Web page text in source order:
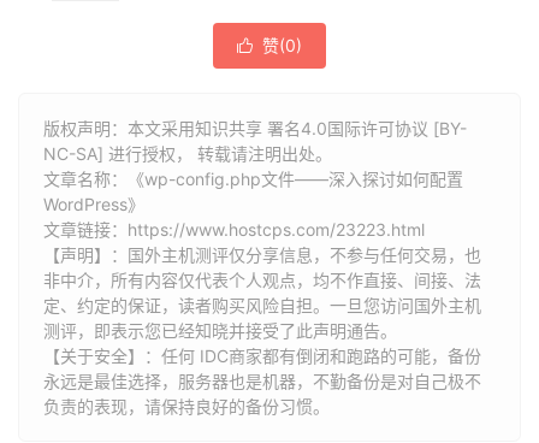
 赞(0)
版权声明：本文采用知识共享 署名4.0国际许可协议 [BY-
NC-SA] 进行授权， 转载请注明出处。
文章名称：《wp-config.php文件——深入探讨如何配置
WordPress》
文章链接： https://www.hostcps.com/23223.html
【声明】：国外主机测评仅分享信息，不参与任何交易，也
非中介，所有内容仅代表个人观点，均不作直接、间接、法
定、约定的保证，读者购买风险自担。一旦您访问国外主机
测评，即表示您已经知晓并接受了此声明通告。
【关于安全】：任何 IDC商家都有倒闭和跑路的可能，备份
永远是最佳选择，服务器也是机器，不勤备份是对自己极不
负责的表现，请保持良好的备份习惯。